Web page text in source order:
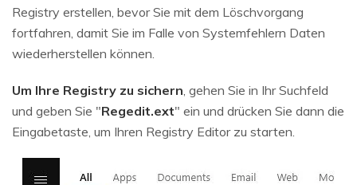
Registry erstellen, bevor Sie mit dem Löschvorgang
fortfahren, damit Sie im Falle von Systemfehlern Daten
wiederherstellen können.
Um Ihre Registry zu sichern , gehen Sie in Ihr Suchfeld
und geben Sie "Regedit.ext" ein und drücken Sie dann die
Eingabetaste, um Ihren Registry Editor zu starten.